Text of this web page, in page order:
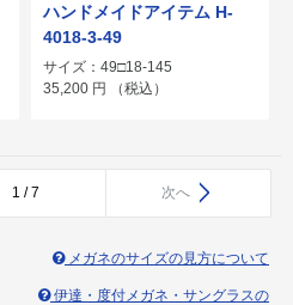
ハンドメイドアイテム H-
4018-3-49
サイズ：49□18-145
35,200 円 （税込）
1 / 7 次へ
メガネのサイズの見方について
伊達・度付メガネ・サングラスの